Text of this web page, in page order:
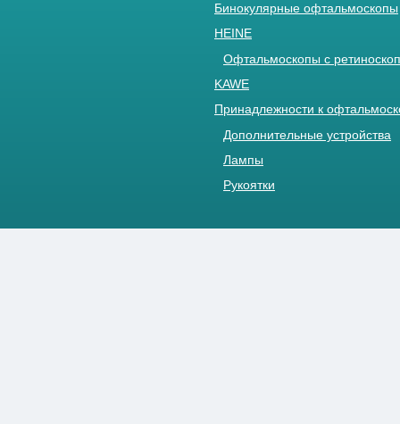
Бинокулярные офтальмоскопы
HEINE
Офтальмоскопы с
KAWE
Принадлежности к
Дополнительные устройства
Лампы
Рукоятки